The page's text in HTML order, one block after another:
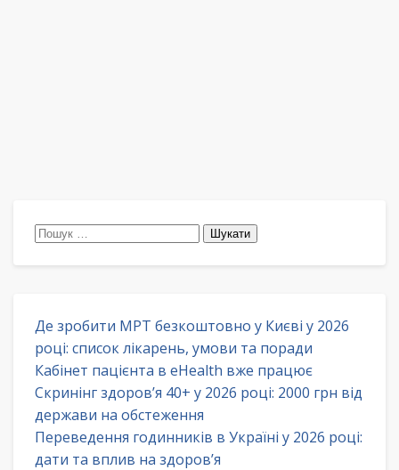
Пошук:
Де зробити МРТ безкоштовно у Києві у 2026
році: список лікарень, умови та поради
Кабінет пацієнта в eHealth вже працює
Скринінг здоров’я 40+ у 2026 році: 2000 грн від
держави на обстеження
Переведення годинників в Україні у 2026 році:
дати та вплив на здоров’я